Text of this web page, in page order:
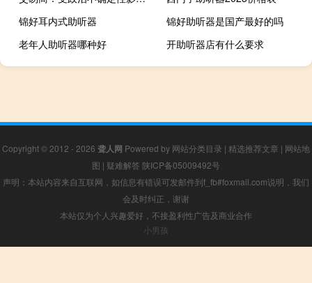
锦好耳内式助听器
锦好助听器是国产最好的吗
老年人助听器哪种好
开助听器店有什么要求
Copyright © 2012 - 2026 聋人网 Powered by 网站分类目录 | 精选推荐文章 | 网站地
图 | 疑难解答 陕ICP备05009492号
声明：本站内容来自互联网，如信息有错误可发邮件到f_fb#foxmail.com说明，我们
会及时纠正，谢谢
本站仅为个人兴趣爱好，不接盈利性广告及商业合作
小男孩